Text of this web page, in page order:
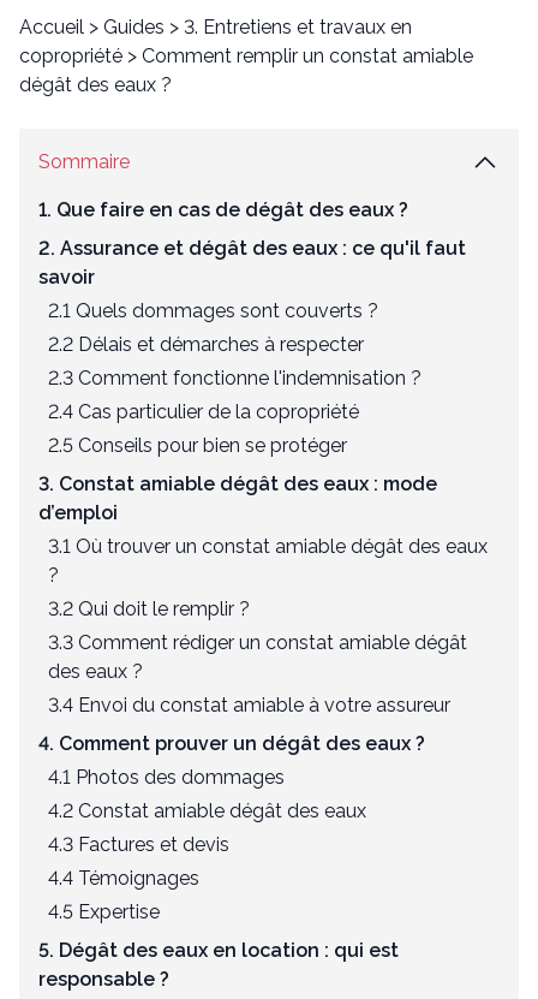
Accueil > Guides > 3. Entretiens et travaux en
copropriété > Comment remplir un constat amiable
dégât des eaux ?
Sommaire
1. Que faire en cas de dégât des eaux ?
2. Assurance et dégât des eaux : ce qu'il faut
savoir
2.1 Quels dommages sont couverts ?
2.2 Délais et démarches à respecter
2.3 Comment fonctionne l'indemnisation ?
2.4 Cas particulier de la copropriété
2.5 Conseils pour bien se protéger
3. Constat amiable dégât des eaux : mode
d’emploi
3.1 Où trouver un constat amiable dégât des eaux
?
3.2 Qui doit le remplir ?
3.3 Comment rédiger un constat amiable dégât
des eaux ?
3.4 Envoi du constat amiable à votre assureur
4. Comment prouver un dégât des eaux ?
4.1 Photos des dommages
4.2 Constat amiable dégât des eaux
4.3 Factures et devis
4.4 Témoignages
4.5 Expertise
5. Dégât des eaux en location : qui est
responsable ?